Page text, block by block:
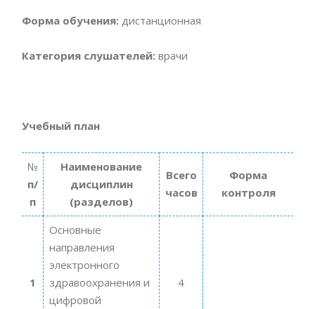
Форма обучения: дистанционная
Категория слушателей: врачи
Учебный план
№
п/
п
Наименование
дисциплин
(разделов)
Всего
часов
Форма
контроля
1
Основные
направления
электронного
здравоохранения и
цифровой
4